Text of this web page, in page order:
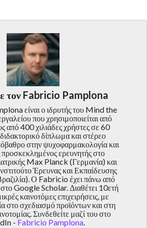
τον Fabricio Pamplona
είναι ο ιδρυτής του Mind the
που χρησιμοποιείται από
από 400 χιλιάδες χρήστες σε 60
δίπλωμα και στέρεο
στην ψυχοφαρμακολογία και
προσκεκλημένος ερευνητής στο
Max Planck (Γερμανία) και
Έρευνας και Εκπαίδευσης
Ο Fabricio έχει πάνω από
Google Scholar. Διαθέτει 10ετή
καινοτόμες επιχειρήσεις, με
στο σχεδιασμό προϊόντων και στη
Συνδεθείτε μαζί του στο
- Fabricio Pamplona.